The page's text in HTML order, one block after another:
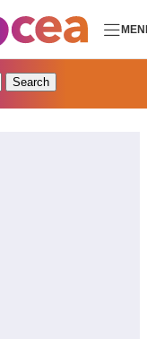
Search